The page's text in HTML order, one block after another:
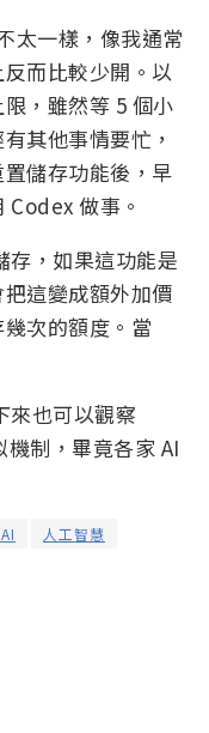
太一樣，像我通常
而比較少開。以
，雖然等 5 個小
其他事情要忙，
儲存功能後，早
Codex 做事。
存，如果這功能是
這變成額外加價
次的額度。當
來也可以觀察
制，畢竟各家 AI
人工智慧